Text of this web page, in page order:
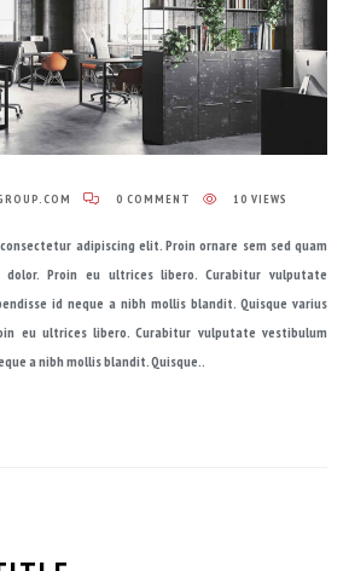
0 COMMENT 10 VIEWS
adipiscing elit. Proin ornare sem sed quam
Proin eu ultrices libero. Curabitur vulputate
id neque a nibh mollis blandit. Quisque varius
eu ultrices libero. Curabitur vulputate vestibulum
a nibh mollis blandit. Quisque..